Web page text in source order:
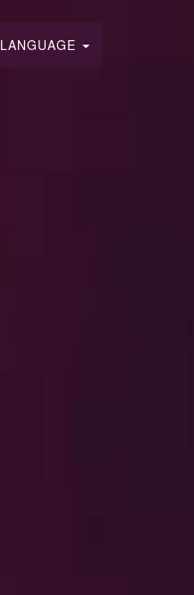
LANGUAGE